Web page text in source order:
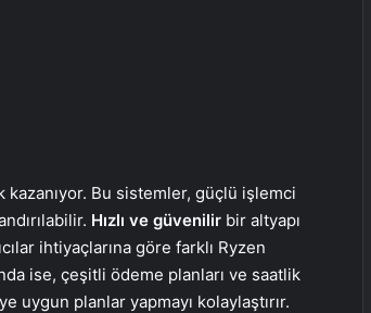
Bu sistemler, güçlü işlemci
Hızlı ve güvenilirbir altyapı
ihtiyaçlarına göre farklı Ryzen
ise, çeşitli ödeme planları ve saatlik
uygun planlar yapmayı kolaylaştırır.